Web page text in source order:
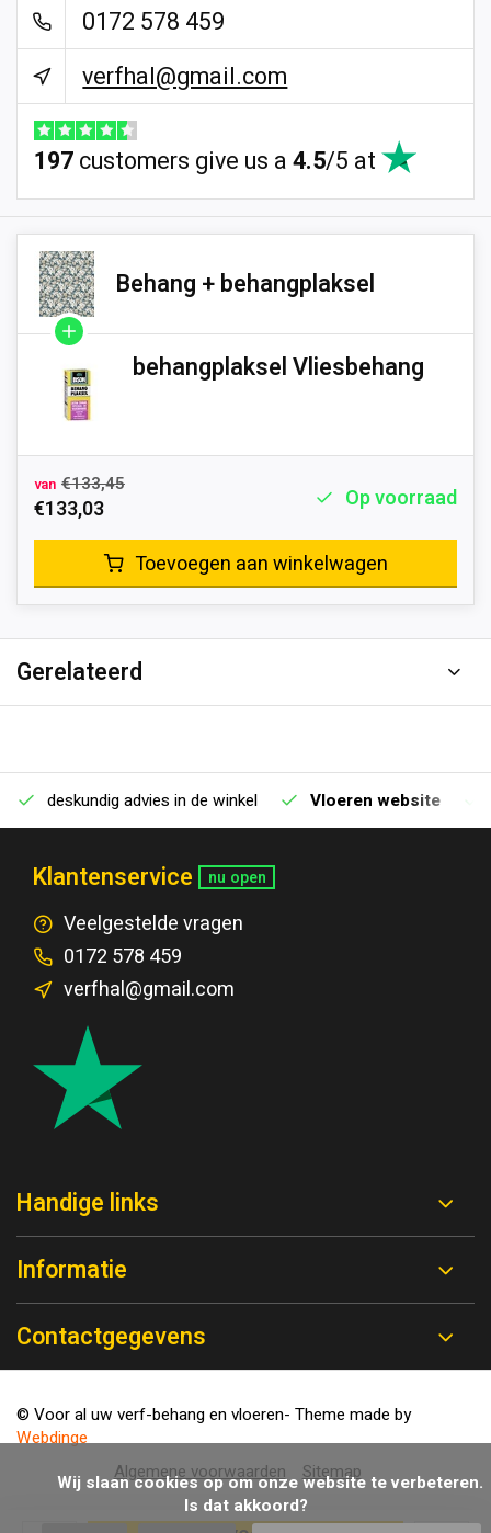
0172 578 459
verfhal@gmail.com
197customers give us a4.5/5 at
Behang + behangplaksel
behangplaksel Vliesbehang
van €133,45
€133,03 Op voorraad
Toevoegen aan winkelwagen
Gerelateerd
deskundig advies in de winkel Vloeren website
Klantenservice nu open
Veelgestelde vragen
0172 578 459
verfhal@gmail.com
Handige links
Informatie
Contactgegevens
Algemene voorwaarden Sitemap
© Voor al uw verf-behang en vloeren- Theme made by
Webdinge
Is dat akkoord?